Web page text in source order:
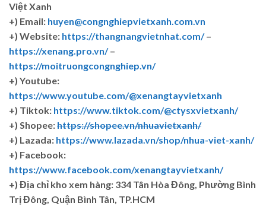
Việt Xanh
+) Email: huyen@congnghiepvietxanh.com.vn
+) Website: https://thangnangvietnhat.com/–
https://xenang.pro.vn/–
https://moitruongcongnghiep.vn/
+) Youtube:
https://www.youtube.com/@xenangtayvietxanh
+) Tiktok: https://www.tiktok.com/@ctysxvietxanh/
+) Shopee:https://shopee.vn/nhuavietxanh/
+) Lazada: https://www.lazada.vn/shop/nhua-viet-xanh/
+) Facebook:
https://www.facebook.com/xenangtayvietxanh/
+) Địa chỉ kho xem hàng: 334 Tân Hòa Đông, Phường Bình
Trị Đông, Quận Bình Tân, TP.HCM